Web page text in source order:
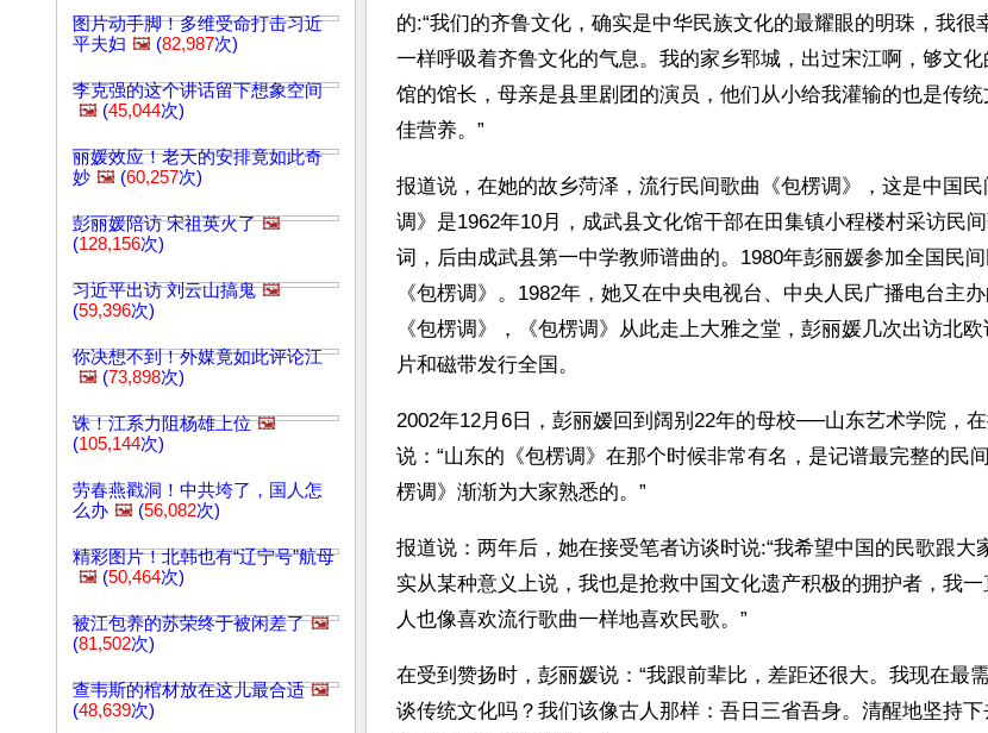
图片动手脚！多维受命打击习近
平夫妇 🖼️ (82,987次)
李克强的这个讲话留下想象空间
🖼️ (45,044次)
丽媛效应！老天的安排竟如此奇
妙 🖼️ (60,257次)
彭丽媛陪访 宋祖英火了 🖼️
(128,156次)
习近平出访 刘云山搞鬼 🖼️
(59,396次)
你决想不到！外媒竟如此评论江
🖼️ (73,898次)
诛！江系力阻杨雄上位 🖼️
(105,144次)
劳春燕戳洞！中共垮了，国人怎
么办 🖼️ (56,082次)
精彩图片！北韩也有“辽宁号”航母
🖼️ (50,464次)
被江包养的苏荣终于被闲差了 🖼️
(81,502次)
查韦斯的棺材放在这儿最合适 🖼️
(48,639次)
的:“我们的齐鲁文化，确实是中华民族文化的最耀眼的明珠，我很
一样呼吸着齐鲁文化的气息。我的家乡郓城，出过宋江啊，够文
馆的馆长，母亲是县里剧团的演员，他们从小给我灌输的也是传
佳营养。”
报道说，在她的故乡菏泽，流行民间歌曲《包楞调》，这是中国
调》是1962年10月，成武县文化馆干部在田集镇小程楼村采访民
词，后由成武县第一中学教师谱曲的。1980年彭丽媛参加全国民
《包楞调》。1982年，她又在中央电视台、中央人民广播电台主
《包楞调》，《包楞调》从此走上大雅之堂，彭丽媛几次出访北
片和磁带发行全国。
2002年12月6日，彭丽嫒回到阔别22年的母校──山东艺术学院，
说：“山东的《包楞调》在那个时候非常有名，是记谱最完整的民
楞调》渐渐为大家熟悉的。”
报道说：两年后，她在接受笔者访谈时说:“我希望中国的民歌跟大
实从某种意义上说，我也是抢救中国文化遗产积极的拥护者，我
人也像喜欢流行歌曲一样地喜欢民歌。”
在受到赞扬时，彭丽媛说：“我跟前辈比，差距还很大。我现在最
谈传统文化吗？我们该像古人那样：吾日三省吾身。清醒地坚持